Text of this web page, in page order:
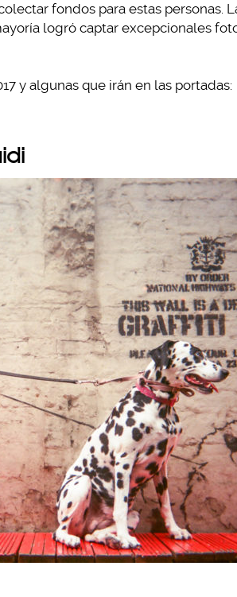
fondos para estas personas.
logró captar excepcionales
y algunas que irán en las portadas: